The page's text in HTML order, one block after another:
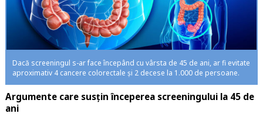
Dacă screeningul s-ar face începând cu vârsta de 45 de ani, ar fi evitate
aproximativ 4 cancere colorectale și 2 decese la 1.000 de persoane.
Argumente care susțin începerea screeningului la 45 de
ani